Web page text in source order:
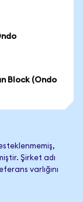
Block (Ondo
Şirket adı
varlığını